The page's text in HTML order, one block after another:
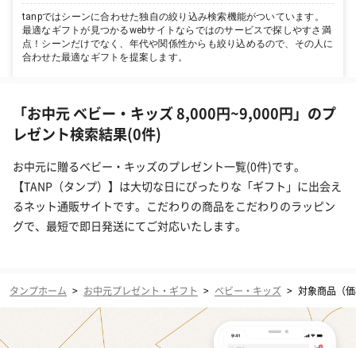
tanpではシーンに合わせた独自の絞り込み検索機能がついています。
最適なギフトが見つかるwebサイトならではのサービスで探しやすさ満
点！シーンだけでなく、年代や関係性からも絞り込めるので、その人に
合わせた最適なギフトを提案します。
「お中元 ベビー・キッズ 8,000円~9,000円」のプ
レゼント検索結果(0件)
お中元に贈るベビー・キッズのプレゼント一覧(0件)です。
【TANP（タンプ）】は大切な日にぴったりな「ギフト」に出会え
るネット通販サイトです。こだわりの商品をこだわりのラッピン
グで、最短で即日発送にてご対応いたします。
タンプホーム > お中元プレゼント・ギフト > ベビー・キッズ > 対象商品（